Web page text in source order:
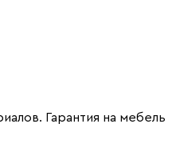
Гарантия на мебель